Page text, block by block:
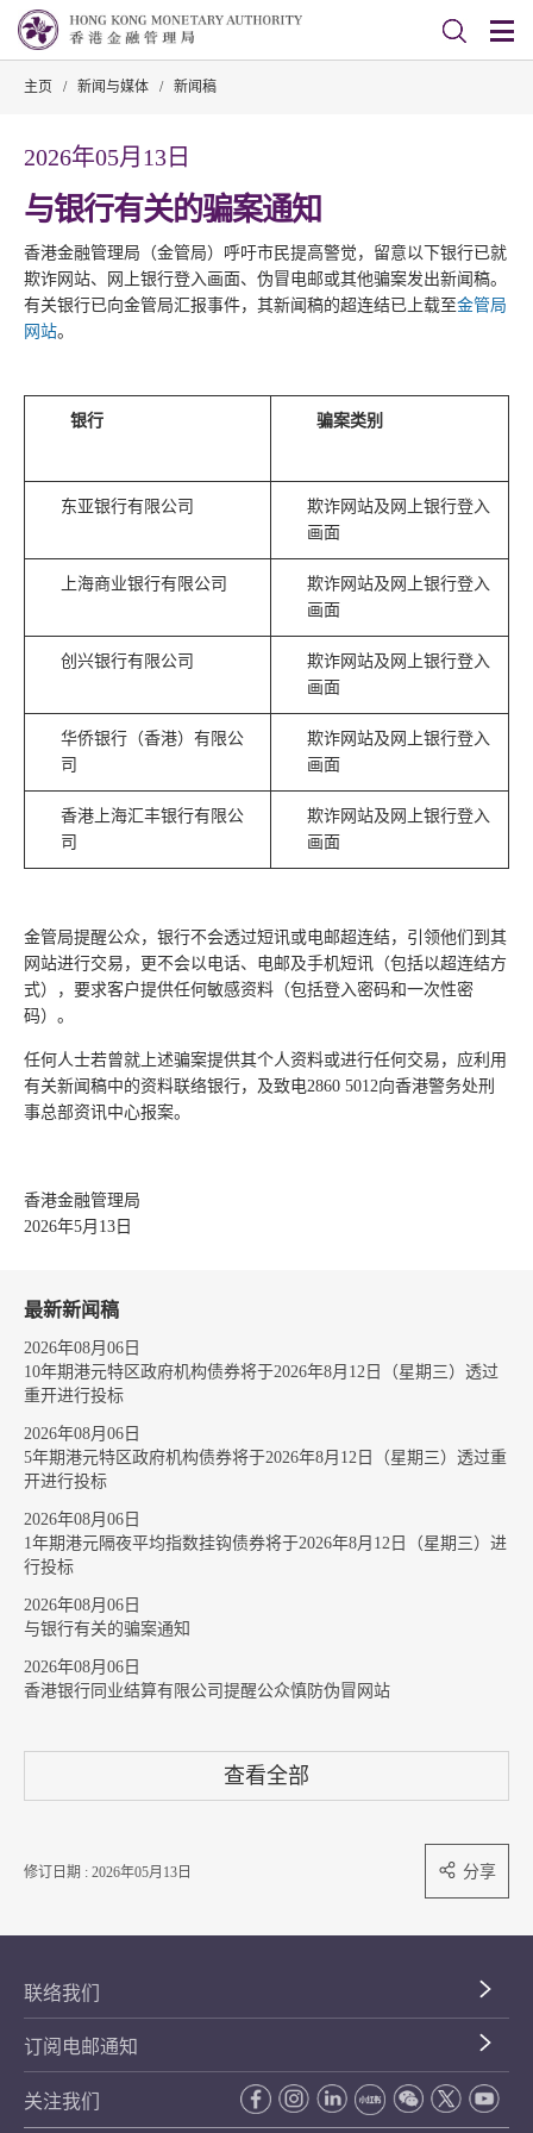
主页 / 新闻与媒体 / 新闻稿
2026年05月13日
与银行有关的骗案通知
香港金融管理局（金管局）呼吁市民提高警觉，留意以下银行已就
欺诈网站、网上银行登入画面、伪冒电邮或其他骗案发出新闻稿。
有关银行已向金管局汇报事件，其新闻稿的超连结已上载至金管局
网站。
银行 骗案类别
东亚银行有限公司
欺诈网站及网上银行登入
画面
上海商业银行有限公司
欺诈网站及网上银行登入
画面
创兴银行有限公司
欺诈网站及网上银行登入
画面
华侨银行（香港）有限公
司
欺诈网站及网上银行登入
画面
香港上海汇丰银行有限公
司
欺诈网站及网上银行登入
画面
金管局提醒公众，银行不会透过短讯或电邮超连结，引领他们到其
网站进行交易，更不会以电话、电邮及手机短讯（包括以超连结方
式），要求客户提供任何敏感资料（包括登入密码和一次性密
码）。
任何人士若曾就上述骗案提供其个人资料或进行任何交易，应利用
有关新闻稿中的资料联络银行，及致电2860 5012向香港警务处刑
事总部资讯中心报案。
香港金融管理局
2026年5月13日
最新新闻稿
2026年08月06日
10年期港元特区政府机构债券将于2026年8月12日（星期三）透过
重开进行投标
2026年08月06日
5年期港元特区政府机构债券将于2026年8月12日（星期三）透过重
开进行投标
2026年08月06日
1年期港元隔夜平均指数挂钩债券将于2026年8月12日（星期三）进
行投标
2026年08月06日
与银行有关的骗案通知
2026年08月06日
香港银行同业结算有限公司提醒公众慎防伪冒网站
查看全部
修订日期 : 2026年05月13日 分享
联络我们
订阅电邮通知
关注我们